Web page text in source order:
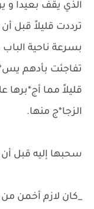
الذي يقف بعيداً و
ترددت قليلاً قبل
بسرعة ناحية
تفاجئت بأدهم
قليلاً مما
الزجا*ج منها.
سحبها إليه قبل
_كان لازم أخمن